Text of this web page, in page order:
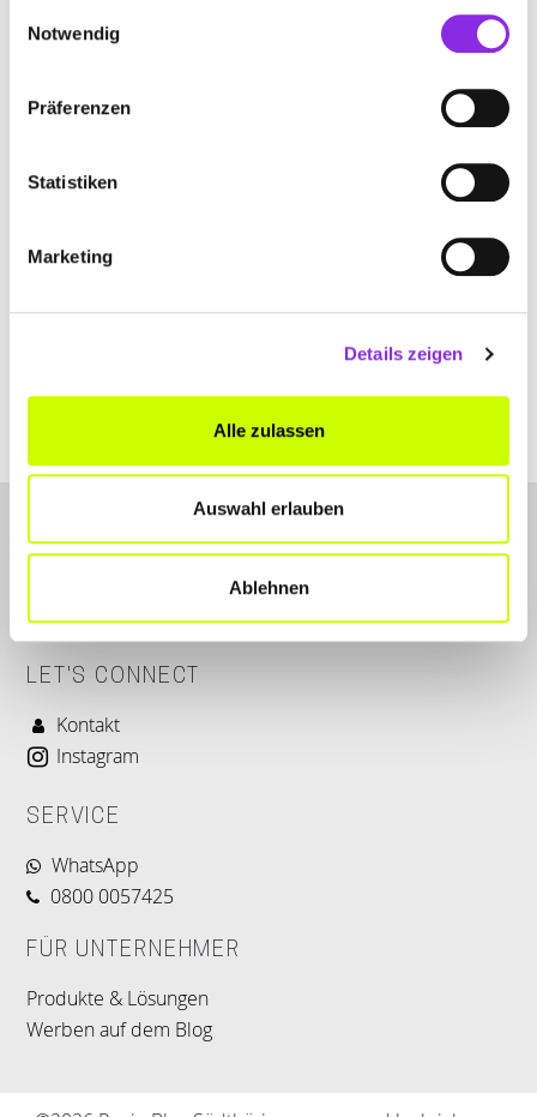
Notwendig
Präferenzen
Statistiken
Marketing
Details zeigen
Alle zulassen
Auswahl erlauben
Ablehnen
REINIGUNGSTECHNIK
LET'S CONNECT
Kontakt
Instagram
SERVICE
WhatsApp
0800 0057425
FÜR UNTERNEHMER
Produkte & Lösungen
Werben auf dem Blog